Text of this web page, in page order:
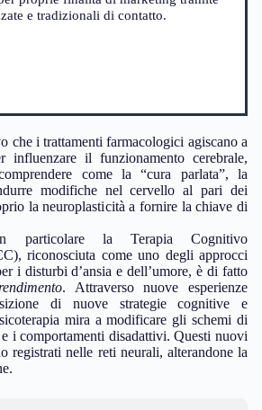
e tradizionali di contatto.
che i trattamenti farmacologici agiscano a
influenzare il funzionamento cerebrale,
come la “cura parlata”, la
modifiche nel cervello al pari dei
la neuroplasticità a fornire la chiave di
particolare la Terapia Cognitivo
riconosciuta come uno degli approcci
i disturbi d’ansia e dell’umore, è di fatto
. Attraverso nuove esperienze
di nuove strategie cognitive e
mira a modificare gli schemi di
i comportamenti disadattivi. Questi nuovi
registrati nelle reti neurali, alterandone la